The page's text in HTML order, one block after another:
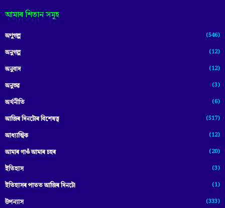
আমাৰ শিতান সমূহ
অণুগল্প (546)
অনুগল্প (12)
অনুবাদ (12)
অনুভৱ (3)
অৰ্থনীতি (6)
আজিৰ দিনটোৰ বিশেষত্ব (517)
আধ্যাত্মিক (12)
আমাৰ গাওঁ আমাৰ চহৰ (20)
ইতিহাস (3)
ইতিহাসৰ পাতত আজিৰ দিনটো (1)
উপন্যাস (333)